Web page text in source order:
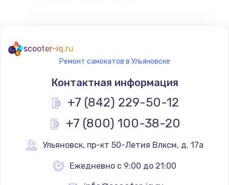
scooter-iq.ru
Ремонт самокатов в Ульяновске
Контактная информация
+7 (842) 229-50-12
+7 (800) 100-38-20
Ульяновск, пр-кт 50-Летия Влксм, д. 17а
Ежедневно с 9:00 до 21:00